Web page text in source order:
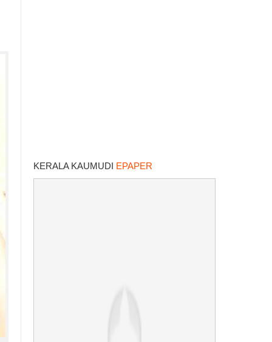
KERALA KAUMUDI EPAPER